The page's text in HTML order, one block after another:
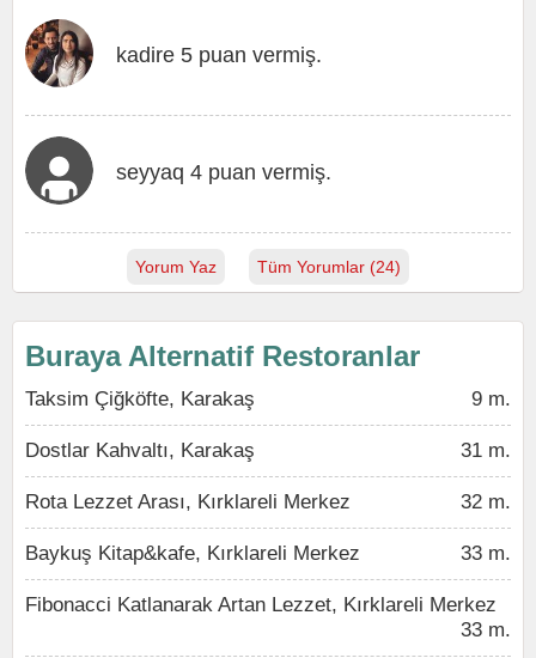
kadire 5 puan vermiş.
seyyaq 4 puan vermiş.
Yorum Yaz Tüm Yorumlar (24)
Buraya Alternatif Restoranlar
Taksim Çiğköfte, Karakaş 9 m.
Dostlar Kahvaltı, Karakaş 31 m.
Rota Lezzet Arası, Kırklareli Merkez 32 m.
Baykuş Kitap&kafe, Kırklareli Merkez 33 m.
Fibonacci Katlanarak Artan Lezzet, Kırklareli Merkez
33 m.